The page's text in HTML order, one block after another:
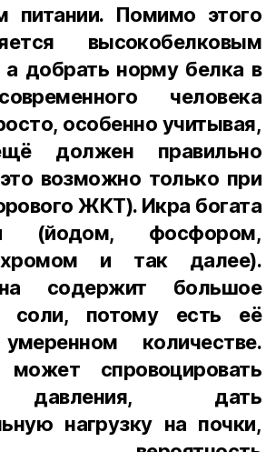
питании. Помимо этого
высокобелковым
добрать норму белка в
человека
особенно учитывая,
должен правильно
возможно только при
ЖКТ). Икра богата
(йодом, фосфором,
и так далее).
содержит большое
соли, потому есть её
количестве.
может спровоцировать
давления, дать
нагрузку на почки,